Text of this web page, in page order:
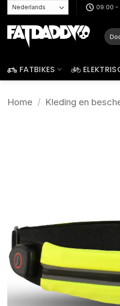
naar
inhoud
09:00 -
naar:
FATBIKES
Home / Kleding en